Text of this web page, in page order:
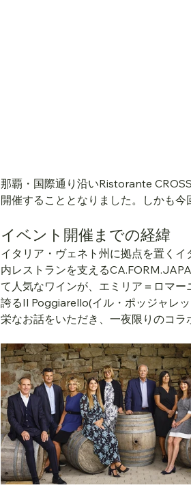
那覇・国際通り沿いRistorante
開催することとなりました。しかも
イベント開催までの経緯
イタリア・ヴェネト州に拠点を置く
内レストランを支える
て人気なワインが、エミリア＝ロマ
誇るIl Poggiarello(イル・ポッジャレ
栄なお話をいただき、一夜限りのコラ